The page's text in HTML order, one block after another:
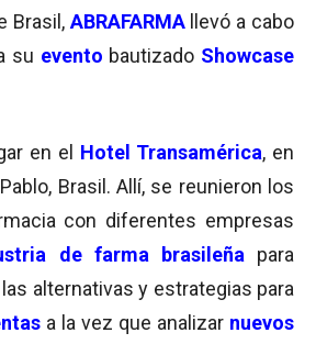
Brasil, ABRAFARMA
llevó a cabo
su evento bautizado Showcase
en el Hotel Transamérica, en
Brasil. Allí, se reunieron los
con diferentes empresas
de farma brasileña para
alternativas y estrategias para
a la vez que analizar nuevos